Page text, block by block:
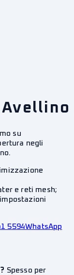
su
negli
e reti mesh;
5594WhatsApp
Spesso per